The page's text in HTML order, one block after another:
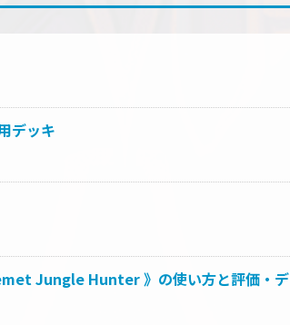
デッキ
Jungle Hunter 》の使い方と評価・デ